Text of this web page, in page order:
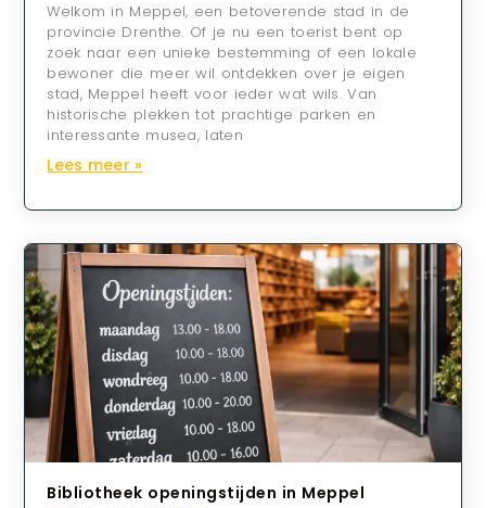
Welkom in Meppel, een betoverende stad in de
provincie Drenthe. Of je nu een toerist bent op
zoek naar een unieke bestemming of een lokale
bewoner die meer wil ontdekken over je eigen
stad, Meppel heeft voor ieder wat wils. Van
historische plekken tot prachtige parken en
interessante musea, laten
Lees meer »
Bibliotheek openingstijden in Meppel